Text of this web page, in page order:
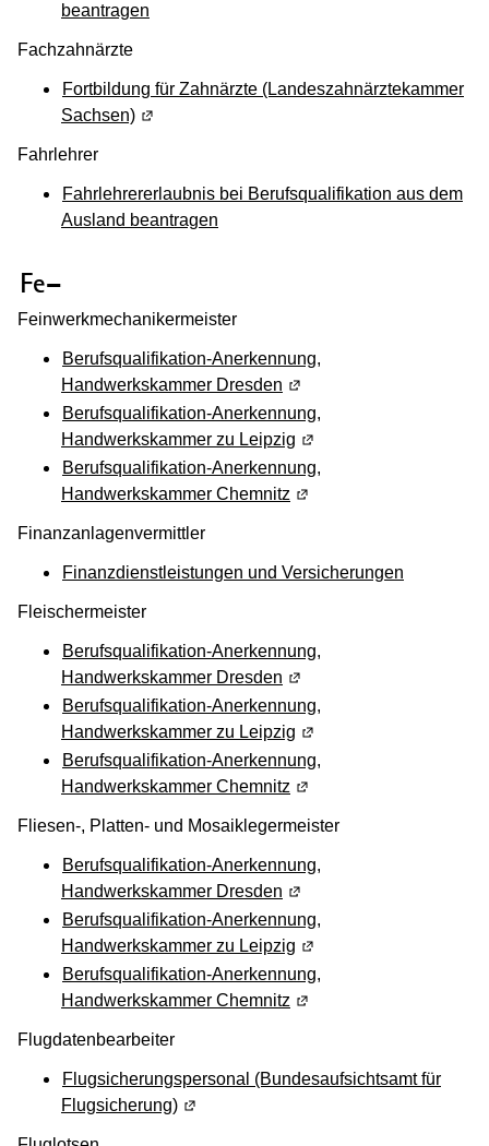
beantragen
Fachzahnärzte
Fortbildung für Zahnärzte (Landeszahnärztekammer
Sachsen) (Wird in einem neuen Fenster geöffnet)
Fahrlehrer
Fahrlehrererlaubnis bei Berufsqualifikation aus dem
Ausland beantragen
(Wird in einem neuen Fenster
Fe–
Feinwerkmechanikermeister
Berufsqualifikation-Anerkennung,
Handwerkskammer Dresden (Wird in einem neuen
Berufsqualifikation-Anerkennung,
Handwerkskammer zu Leipzig (Wird in einem neuen
Berufsqualifikation-Anerkennung,
Handwerkskammer Chemnitz (Wird in einem neuen
Finanzanlagenvermittler
Finanzdienstleistungen und Versicherungen
Fleischermeister
Berufsqualifikation-Anerkennung,
Handwerkskammer Dresden (Wird in einem neuen
Berufsqualifikation-Anerkennung,
Handwerkskammer zu Leipzig (Wird in einem neuen
Berufsqualifikation-Anerkennung,
Handwerkskammer Chemnitz (Wird in einem neuen
Fliesen-, Platten- und Mosaiklegermeister
Berufsqualifikation-Anerkennung,
Handwerkskammer Dresden (Wird in einem neuen
Berufsqualifikation-Anerkennung,
Handwerkskammer zu Leipzig (Wird in einem neuen
Berufsqualifikation-Anerkennung,
Handwerkskammer Chemnitz (Wird in einem neuen
Flugdatenbearbeiter
Flugsicherungspersonal (Bundesaufsichtsamt für
Flugsicherung) (Wird in einem neuen Fenster geöffnet)